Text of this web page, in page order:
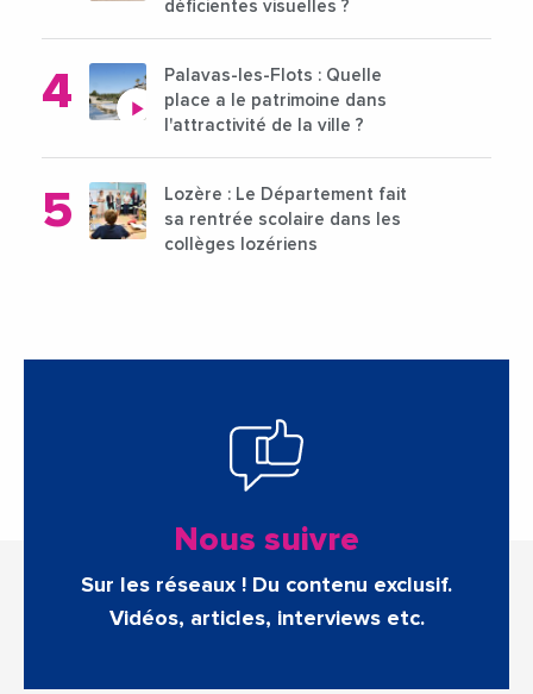
déficientes visuelles ?
Palavas-les-Flots : Quelle
place a le patrimoine dans
l'attractivité de la ville ?
Lozère : Le Département fait
sa rentrée scolaire dans les
collèges lozériens
Nous suivre
Sur les réseaux ! Du contenu exclusif.
Vidéos, articles, interviews etc.